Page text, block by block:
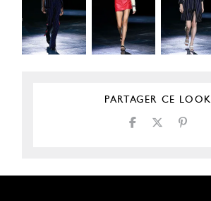
PARTAGER CE LOOK